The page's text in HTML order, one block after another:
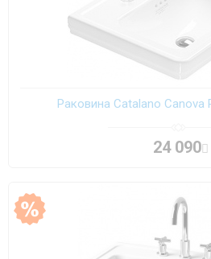
Раковина Catalano Canova
24 090